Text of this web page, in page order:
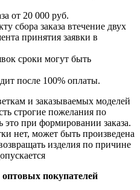
от 20 000 руб.
сбора заказа втечение двух
принятия заявки в
сроки могут быть
после 100% оплаты.
и заказываемых моделей
строгие пожелания по
это при формировании заказа.
нет, может быть произведена
изделия по причине
оптовых покупателей